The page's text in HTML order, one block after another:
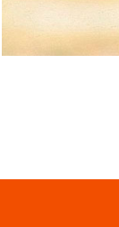
код. Если